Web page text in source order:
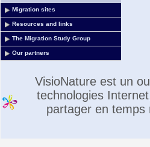
Migration sites
Resources and links
The Migration Study Group
Our partners
VisioNature est un
technologies
partager en temps